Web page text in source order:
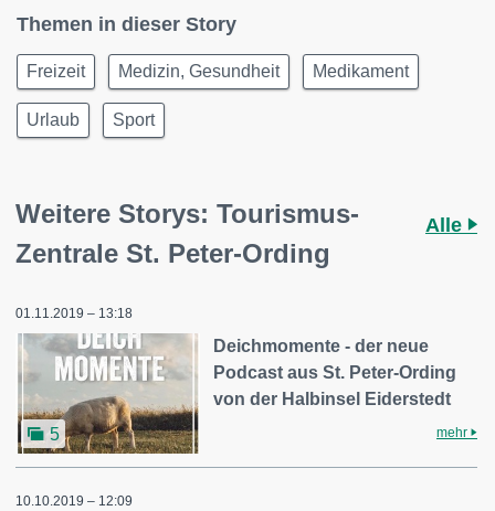
Themen in dieser Story
Freizeit Medizin, Gesundheit Medikament
Urlaub Sport
Weitere Storys: Tourismus-
Zentrale St. Peter-Ording
Alle
01.11.2019 – 13:18
5
Deichmomente - der neue
Podcast aus St. Peter-Ording
von der Halbinsel Eiderstedt
mehr
10.10.2019 – 12:09